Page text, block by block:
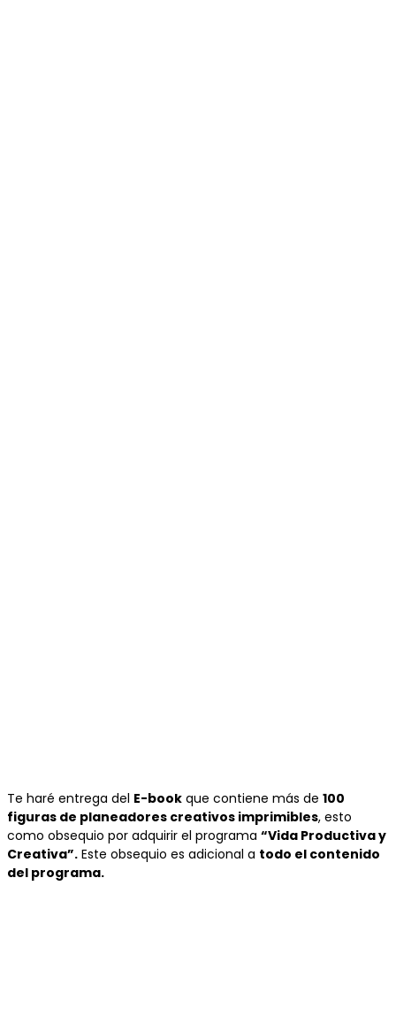
Te haré entrega del E-book que contiene más de 100
figuras de planeadores creativos imprimibles, esto
como obsequio por adquirir el programa “Vida Productiva y
Creativa”. Este obsequio es adicional a todo el contenido
del programa.